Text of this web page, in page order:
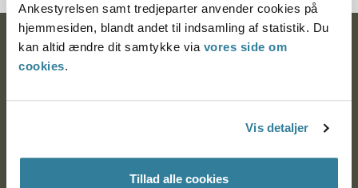
Ankestyrelsen samt tredjeparter anvender cookies på
hjemmesiden, blandt andet til indsamling af statistik. Du
kan altid ændre dit samtykke via vores side om
cookies.
Vis detaljer
Tillad alle cookies
Ankestyrelsen